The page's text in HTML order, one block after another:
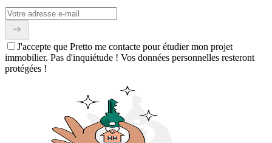
J'accepte que Pretto me contacte pour étudier mon projet
immobilier. Pas d'inquiétude ! Vos données personnelles resteront
protégées !